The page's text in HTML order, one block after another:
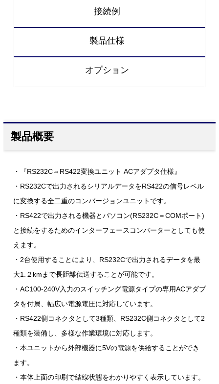
接続例
製品仕様
オプション
製品概要
・『RS232C⇔RS422変換ユニット ACアダプタ仕様』
・RS232Cで出力されるシリアルデータをRS422の信号レベル
に変換する全二重のコンバージョンユニットです。
・RS422で出力される機器とパソコン(RS232C＝COMポート)
と接続をするためのインターフェースコンバーターとしても使
えます。
・2台使用することにより、RS232Cで出力されるデータを最
大1.２kmまで長距離伝送することが可能です。
・AC100-240V入力のスイッチング電源タイプの専用ACアダプ
タを付属、幅広い電源電圧に対応しています。
・RS422側コネクタとして3種類、RS232C側コネクタとして2
種類を装備し、多様な作業環境に対応します。
・本ユニットから外部機器に5Vの電源を供給することができ
ます。
・本体上面の印刷で結線状態をわかりやすく表示しています。